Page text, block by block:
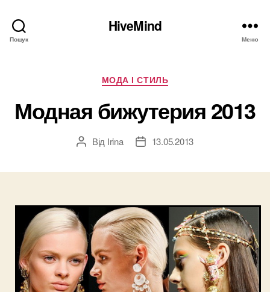
Пошук
HiveMind
Меню
Категорії
МОДА І СТИЛЬ
Модная бижутерия 2013
Автор
Від Irina
Дата13.05.2013